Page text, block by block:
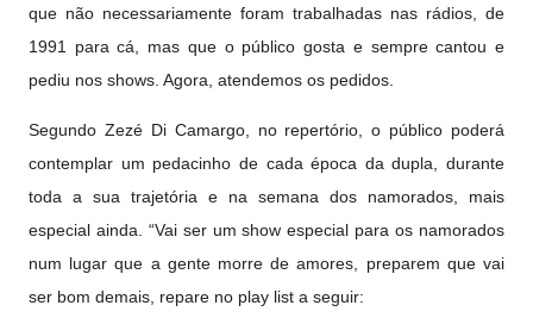
que não necessariamente foram trabalhadas nas rádios, de
1991 para cá, mas que o público gosta e sempre cantou e
pediu nos shows. Agora, atendemos os pedidos.
Segundo Zezé Di Camargo, no repertório, o público poderá
contemplar um pedacinho de cada época da dupla, durante
toda a sua trajetória e na semana dos namorados, mais
especial ainda. “Vai ser um show especial para os namorados
num lugar que a gente morre de amores, preparem que vai
ser bom demais, repare no play list a seguir: